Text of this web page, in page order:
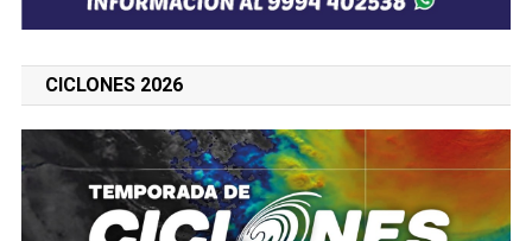
CICLONES 2026